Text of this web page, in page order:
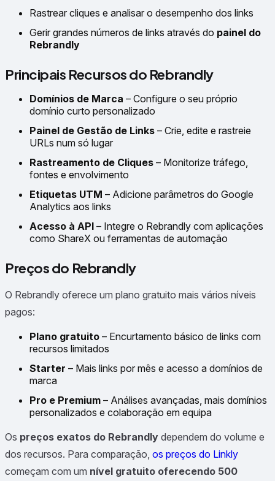
Rastrear cliques e analisar o desempenho dos links
Gerir grandes números de links através do painel do
Rebrandly
Principais Recursos do Rebrandly
Domínios de Marca – Configure o seu próprio
domínio curto personalizado
Painel de Gestão de Links – Crie, edite e rastreie
URLs num só lugar
Rastreamento de Cliques – Monitorize tráfego,
fontes e envolvimento
Etiquetas UTM – Adicione parâmetros do Google
Analytics aos links
Acesso à API – Integre o Rebrandly com aplicações
como ShareX ou ferramentas de automação
Preços do Rebrandly
O Rebrandly oferece um plano gratuito mais vários níveis
pagos:
Plano gratuito – Encurtamento básico de links com
recursos limitados
Starter – Mais links por mês e acesso a domínios de
marca
Pro e Premium – Análises avançadas, mais domínios
personalizados e colaboração em equipa
Os preços exatos do Rebrandly dependem do volume e
dos recursos. Para comparação, os preços do Linkly
começam com um nível gratuito oferecendo 500